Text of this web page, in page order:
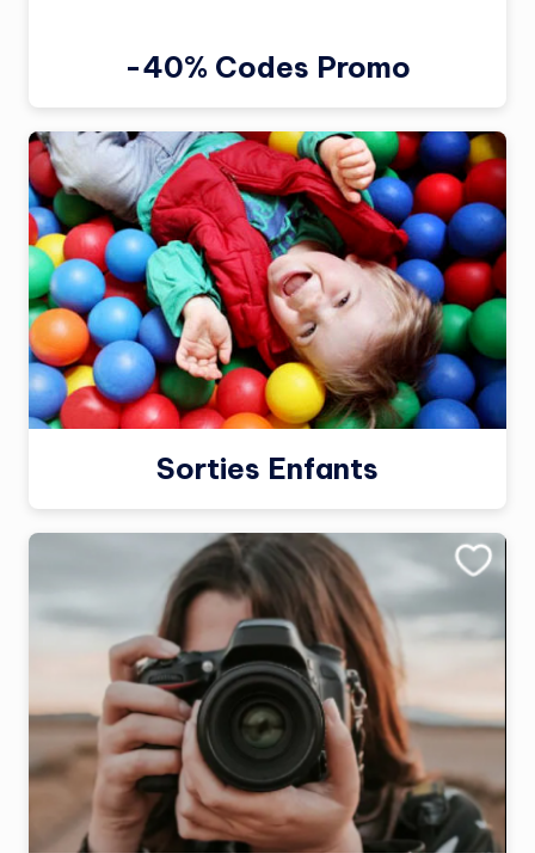
-40% Codes Promo
Sorties Enfants